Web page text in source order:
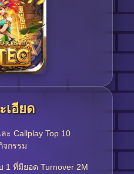
เอียด
ะ Callplay Top 10
จกรรม
1 ที่มียอด Turnover 2M